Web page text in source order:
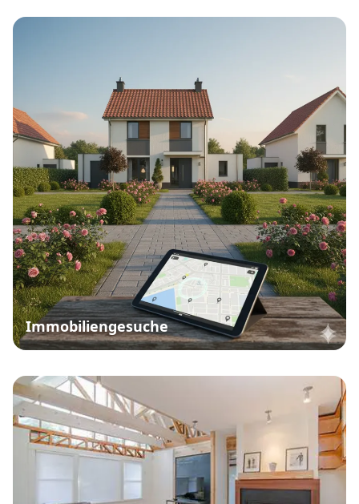
Immobiliengesuche